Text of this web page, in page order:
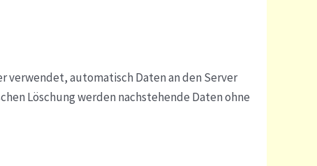
verwendet, automatisch Daten an den Server
Löschung werden nachstehende Daten ohne